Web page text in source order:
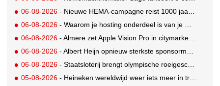
06-08-2026 - Nieuwe HEMA-campagne reist 1000 jaar terug in de tijd naar 'Hemastein'
06-08-2026 - Waarom je hosting onderdeel is van je merkstrategie
06-08-2026 - Almere zet Apple Vision Pro in citymarketing
06-08-2026 - Albert Heijn opnieuw sterkste sponsormerk, PostNL daalt
06-08-2026 - Staatsloterij brengt olympische roeigeschiedenis tot leven voor WK Roeien
05-08-2026 - Heineken wereldwijd weer iets meer in trek